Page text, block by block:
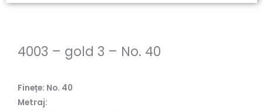
4003 – gold 3 – No. 40
Finețe: No. 40
Metraj: